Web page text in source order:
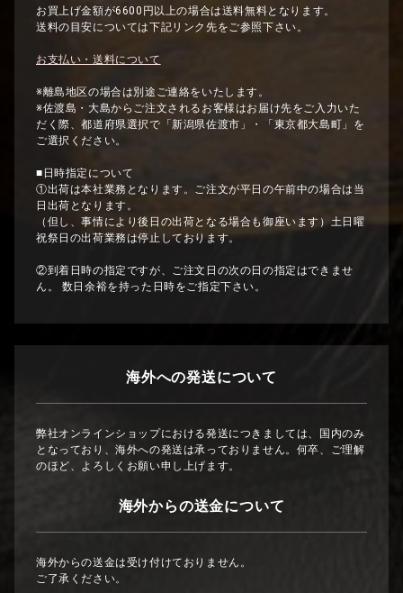
お買上げ金額が6600円以上の場合は送料無料となります。
送料の目安については下記リンク先をご参照下さい。
お支払い・送料について
※離島地区の場合は別途ご連絡をいたします。
※佐渡島・大島からご注文されるお客様はお届け先をご入力いた
だく際、都道府県選択で「新潟県佐渡市」・「東京都大島町」を
ご選択ください。
■日時指定について
①出荷は本社業務となります。ご注文が平日の午前中の場合は当
日出荷となります。
（但し、事情により後日の出荷となる場合も御座います）土日曜
祝祭日の出荷業務は停止しております。
②到着日時の指定ですが、ご注文日の次の日の指定はできませ
ん。 数日余裕を持った日時をご指定下さい。
海外への発送について
弊社オンラインショップにおける発送につきましては、国内のみ
となっており、海外への発送は承っておりません。何卒、ご理解
のほど、よろしくお願い申し上げます。
海外からの送金について
海外からの送金は受け付けておりません。
ご了承ください。